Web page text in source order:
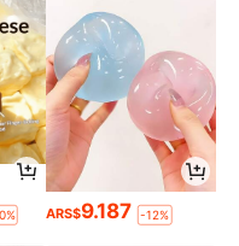
ARS$9.187 -12%